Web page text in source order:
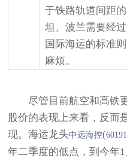
于铁路轨道间距
坦、波兰需要经
国际海运的标准
麻烦。
尽管目前航空和高铁
股价的表现上来看，反而
现。海运龙头中远海控(
年二季度的低点，到今年